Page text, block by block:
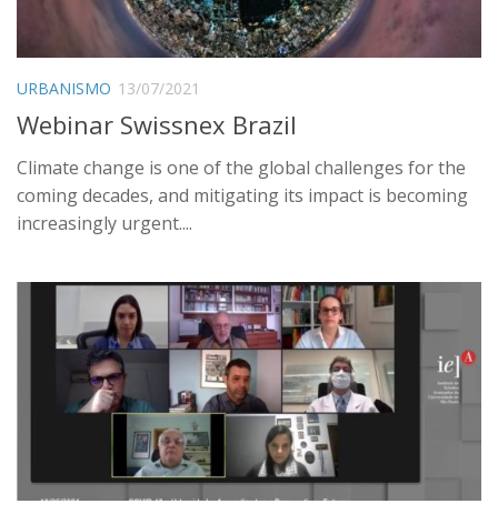
URBANISMO 13/07/2021
Webinar Swissnex Brazil
Climate change is one of the global challenges for the
coming decades, and mitigating its impact is becoming
increasingly urgent....